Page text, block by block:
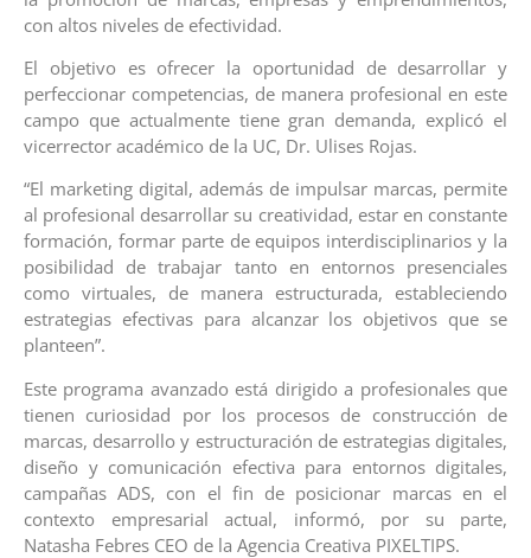
con altos niveles de efectividad.
El objetivo es ofrecer la oportunidad de desarrollar y
perfeccionar competencias, de manera profesional en este
campo que actualmente tiene gran demanda, explicó el
vicerrector académico de la UC, Dr. Ulises Rojas.
“El marketing digital, además de impulsar marcas, permite
al profesional desarrollar su creatividad, estar en constante
formación, formar parte de equipos interdisciplinarios y la
posibilidad de trabajar tanto en entornos presenciales
como virtuales, de manera estructurada, estableciendo
estrategias efectivas para alcanzar los objetivos que se
planteen”.
Este programa avanzado está dirigido a profesionales que
tienen curiosidad por los procesos de construcción de
marcas, desarrollo y estructuración de estrategias digitales,
diseño y comunicación efectiva para entornos digitales,
campañas ADS, con el fin de posicionar marcas en el
contexto empresarial actual, informó, por su parte,
Natasha Febres CEO de la Agencia Creativa PIXELTIPS.